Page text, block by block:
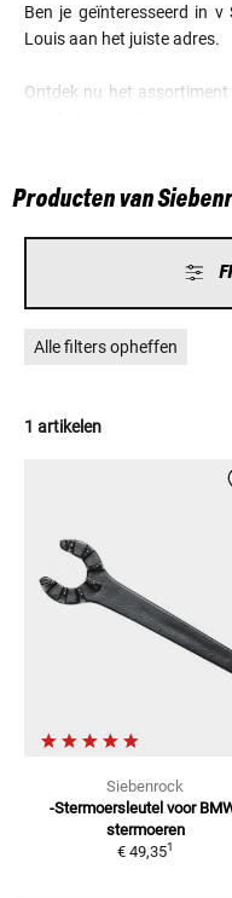
Ben je geïnteresseerd in v
Louis aan het juiste adres.
Ontdek nu het
Producten van
Alle filters opheffen
1 artikelen
Siebenrock
-Stermoersleutel voor
stermoeren
€ 49,351